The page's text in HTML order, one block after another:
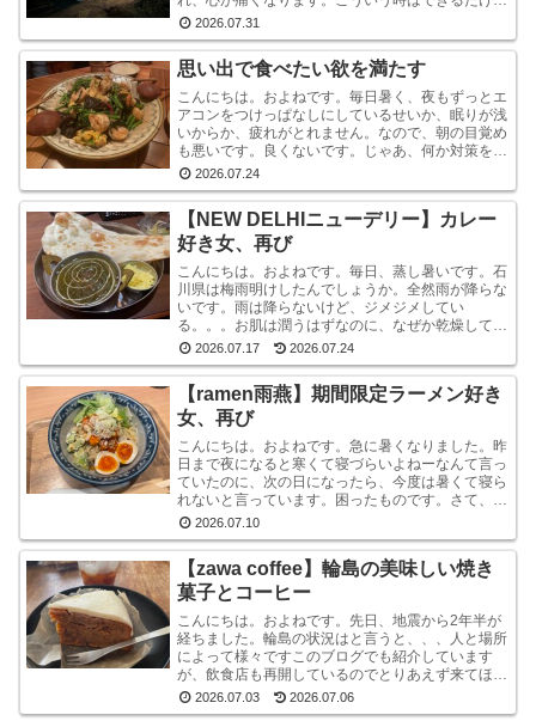
報から離れたほうがいいと言いますが・・・気にな
ります。気にな...
2026.07.31
思い出で食べたい欲を満たす
こんにちは。およねです。毎日暑く、夜もずっとエ
アコンをつけっぱなしにしているせいか、眠りが浅
いからか、疲れがとれません。なので、朝の目覚め
も悪いです。良くないです。じゃあ、何か対策をし
ているかと言われれば、何もしていません。いや、
ストレッチ...
2026.07.24
【NEW DELHIニューデリー】カレー
好き女、再び
こんにちは。およねです。毎日、蒸し暑いです。石
川県は梅雨明けしたんでしょうか。全然雨が降らな
いです。雨は降らないけど、ジメジメしてい
る。。。お肌は潤うはずなのに、なぜか乾燥してい
ます。しかも、おでこと片方のこめかみだけ。年
齢？ストレス？？結...
2026.07.17 2026.07.24
【ramen雨燕】期間限定ラーメン好き
女、再び
こんにちは。およねです。急に暑くなりました。昨
日まで夜になると寒くて寝づらいよねーなんて言っ
ていたのに、次の日になったら、今度は暑くて寝ら
れないと言っています。困ったものです。さて、先
日金沢へ行ったとき、ひさしぶりにひとりラーメン
を堪能して...
2026.07.10
【zawa coffee】輪島の美味しい焼き
菓子とコーヒー
こんにちは。およねです。先日、地震から2年半が
経ちました。輪島の状況はと言うと、、、人と場所
によって様々ですこのブログでも紹介しています
が、飲食店も再開しているのでとりあえず来てほし
いです。宿泊施設は少な目ですが、、、参考サイト
あとコンビニ...
2026.07.03 2026.07.06